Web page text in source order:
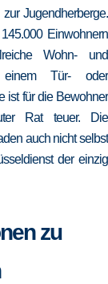
Jugendherberge.
Einwohnern
Wohn- und
einem Tür- oder
ist für die Bewohner
Rat teuer. Die
auch nicht selbst
der einzig
zu